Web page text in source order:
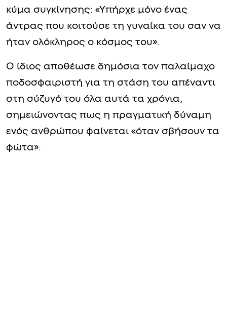
κύμα συγκίνησης: «Υπήρχε μόνο ένας
άντρας που κοιτούσε τη γυναίκα του σαν να
ήταν ολόκληρος ο κόσμος του».
Ο ίδιος αποθέωσε δημόσια τον παλαίμαχο
ποδοσφαιριστή για τη στάση του απέναντι
στη σύζυγό του όλα αυτά τα χρόνια,
σημειώνοντας πως η πραγματική δύναμη
ενός ανθρώπου φαίνεται «όταν σβήσουν τα
φώτα».